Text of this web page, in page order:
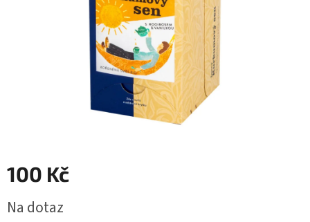
100 Kč
cena:
Na dotaz